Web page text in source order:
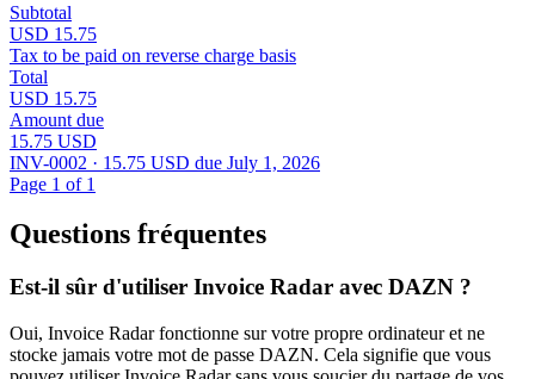
Subtotal
USD 15.75
Tax to be paid on reverse charge basis
Total
USD 15.75
Amount due
15.75 USD
INV-0002 · 15.75 USD due July 1, 2026
Page 1 of 1
Questions fréquentes
Est-il sûr d'utiliser Invoice Radar avec DAZN ?
Oui, Invoice Radar fonctionne sur votre propre ordinateur et ne
stocke jamais votre mot de passe DAZN. Cela signifie que vous